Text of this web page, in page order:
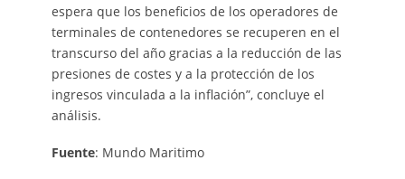
espera que los beneficios de los operadores de
terminales de contenedores se recuperen en el
transcurso del año gracias a la reducción de las
presiones de costes y a la protección de los
ingresos vinculada a la inflación”, concluye el
análisis.
Fuente: Mundo Maritimo